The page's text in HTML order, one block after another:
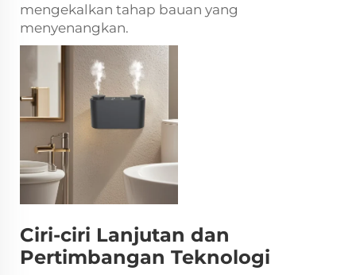
mengekalkan tahap bauan yang
menyenangkan.
Ciri-ciri Lanjutan dan
Pertimbangan Teknologi